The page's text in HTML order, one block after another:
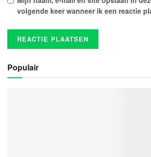
volgende keer wanneer ik een reactie
Populair